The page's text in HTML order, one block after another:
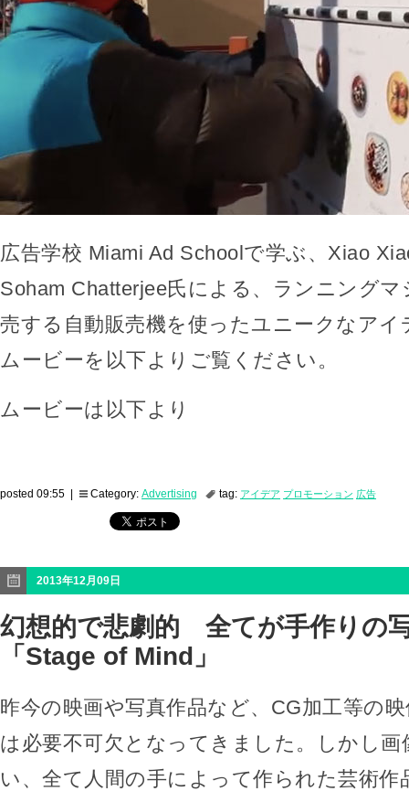
広告学校 Miami Ad Schoolで学ぶ、Xiao
Soham Chatterjee氏による、ランニング
売する自動販売機を使ったユニークなア
ムービーを以下よりご覧ください。
ムービーは以下より
posted 09:55 | Category: Advertising tag: アイデア プロモーション 広告
2013年12月09日
幻想的で悲劇的 全てが手作りの
「Stage of Mind」
昨今の映画や写真作品など、CG加工等の
は必要不可欠となってきました。しかし画
い、全て人間の手によって作られた芸術作